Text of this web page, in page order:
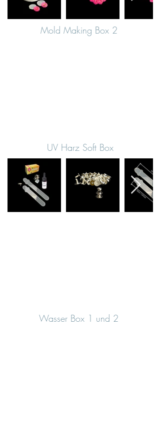
Mold Making Box 2
UV Harz Soft Box
Wasser Box 1 und 2